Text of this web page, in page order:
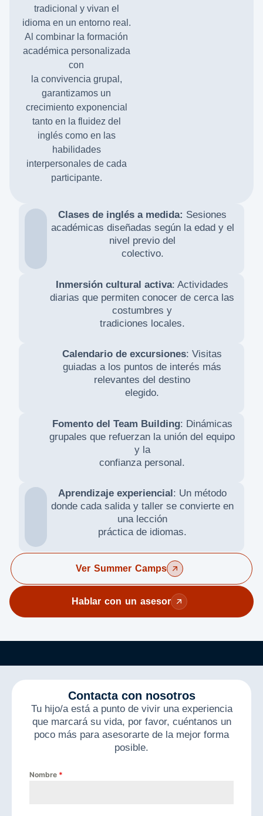
tradicional y vivan el
idioma en un entorno real.
Al combinar la formación
académica personalizada
con
la convivencia grupal,
garantizamos un
crecimiento exponencial
tanto en la fluidez del
inglés como en las
habilidades
interpersonales de cada
participante.
Clases de inglés a medida: Sesiones
académicas diseñadas según la edad y el
nivel previo del
colectivo.
Inmersión cultural activa: Actividades
diarias que permiten conocer de cerca las
costumbres y
tradiciones locales.
Calendario de excursiones: Visitas
guiadas a los puntos de interés más
relevantes del destino
elegido.
Fomento del Team Building: Dinámicas
grupales que refuerzan la unión del equipo
y la
confianza personal.
Aprendizaje experiencial: Un método
donde cada salida y taller se convierte en
una lección
práctica de idiomas.
Ver Summer Camps
Hablar con un asesor
Contacta con nosotros
Tu hijo/a está a punto de vivir una experiencia
que marcará su vida, por favor, cuéntanos un
poco más para asesorarte de la mejor forma
posible.
Nombre *